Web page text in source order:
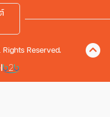
Reserved.